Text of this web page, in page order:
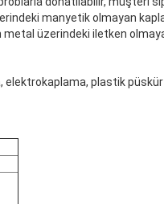
manyetik olmayan
üzerindeki iletken
elektrokaplama, plastik